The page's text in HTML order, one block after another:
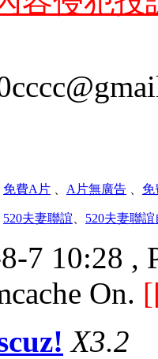
免費A片 A片無廣告 免
520夫妻聯誼 520夫妻聯
7 10:28 ,
On.
X3.2